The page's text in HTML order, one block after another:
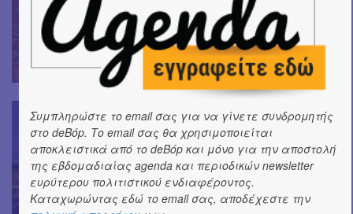
Συμπληρώστε το email σας για να γίνετε συνδρομητής
στο deBόp. Το email σας θα χρησιμοποιείται
αποκλειστικά από το deBόp και μόνο για την αποστολή
της εβδομαδιαίας agenda και περιοδικών newsletter
ευρύτερου πολιτιστικού ενδιαφέροντος.
Καταχωρώντας εδώ το email σας, αποδέχεστε την